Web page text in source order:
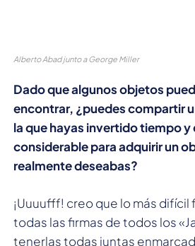
Alberto Abad junto a George Miller
Dado que algunos objetos
encontrar, ¿puedes compartir
la que hayas invertido tiempo y
considerable para adquirir un
realmente deseabas?
¡Uuuufff! creo que lo más
todas las firmas de todos los
tenerlas todas juntas